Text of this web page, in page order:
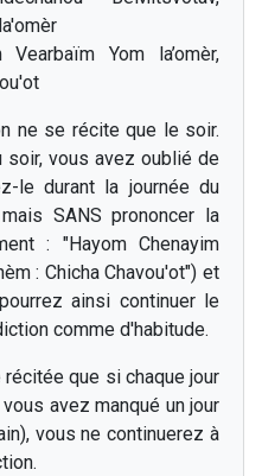
Yom la’omèr,
ne se récite que le soir.
soir, vous avez oublié de
le durant la journée du
SANS prononcer la
: "Hayom Chenayim
: Chicha Chavou'ot") et
ainsi continuer le
comme d'habitude.
que si chaque jour
avez manqué un jour
vous ne continuerez à